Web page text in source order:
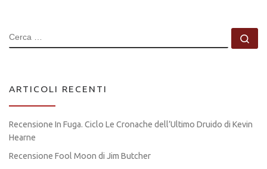
CERCA
ARTICOLI RECENTI
Recensione In Fuga. Ciclo Le Cronache dell’Ultimo Druido di Kevin
Hearne
Recensione Fool Moon di Jim Butcher